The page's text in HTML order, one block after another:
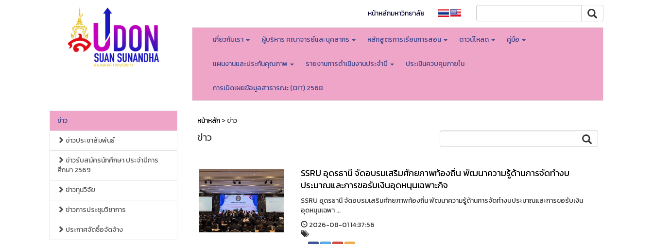
หน้าหลักมหาวิทยาลัย
เกี่ยวกับเรา ผู้บริหาร คณาจารย์และบุคลากร หลักสูตรการเรียนการสอน ดาวน์โหลด คู่มือ
แผนงานและประกันคุณภาพ รายงานการดำเนินงานประจำปี ประเมินควบคุมภายใน
การเปิดเผยข้อมูลสาธารณะ (OIT) 2568
ข่าว
ข่าวประชาสัมพันธ์
ข่าวรับสมัครนักศึกษา ประจำปีการ
ศึกษา 2569
ข่าวทุนวิจัย
ข่าวการประชุมวิชาการ
ประกาศจัดซื้อจัดจ้าง
หน้าหลัก> ข่าว
ข่าว
SSRU อุดรธานี จัดอบรมเสริมศักยภาพท้องถิ่น พัฒนาความรู้ด้านการจัดทำงบ
ประมาณและการขอรับเงินอุดหนุนเฉพาะกิจ
SSRU อุดรธานี จัดอบรมเสริมศักยภาพท้องถิ่น พัฒนาความรู้ด้านการจัดทำงบประมาณและการขอรับเงิน
อุดหนุนเฉพา ...
2026-08-01 14:37:56